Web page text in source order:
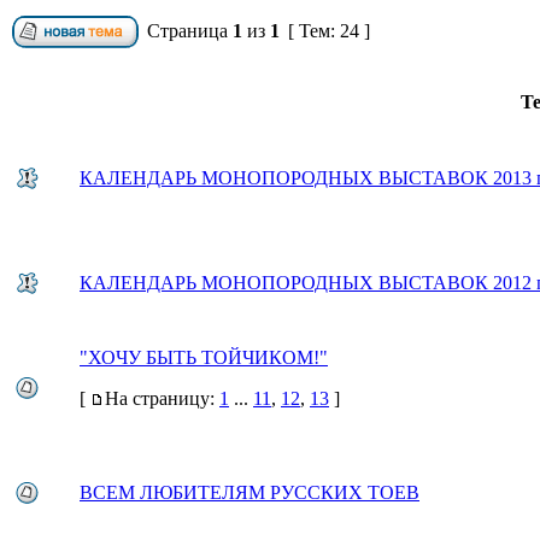
Страница 1 из 1 [ Тем: 24 ]
КАЛЕНДАРЬ МОНОПОРОДНЫХ ВЫСТАВОК 2013
КАЛЕНДАРЬ МОНОПОРОДНЫХ ВЫСТАВОК 2012
"ХОЧУ БЫТЬ ТОЙЧИКОМ!"
[
На страницу: 1 ... 11 , 12, 13 ]
ВСЕМ ЛЮБИТЕЛЯМ РУССКИХ ТОЕВ